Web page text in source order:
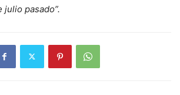
pasado”.